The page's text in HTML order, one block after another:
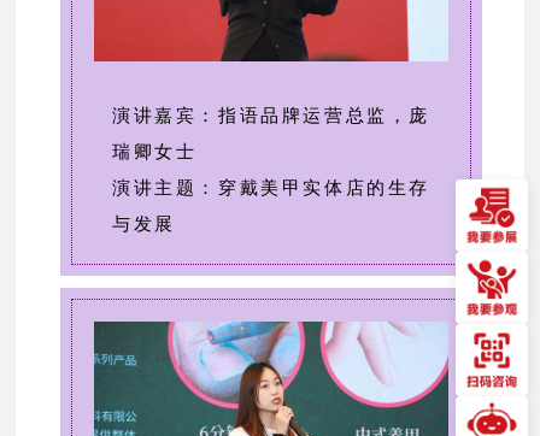
演讲嘉宾：指语品牌运营总监，庞
瑞卿女士
演讲主题：穿戴美甲实体店的生存
与发展